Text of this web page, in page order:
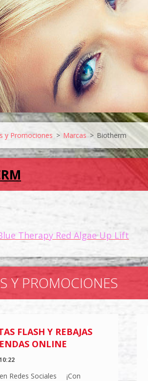
y Promociones > Marcas > Biotherm
Therapy Red Algae Up Lift
Y PROMOCIONES
FLASH Y REBAJAS
ONLINE
Redes Sociales ¡Con